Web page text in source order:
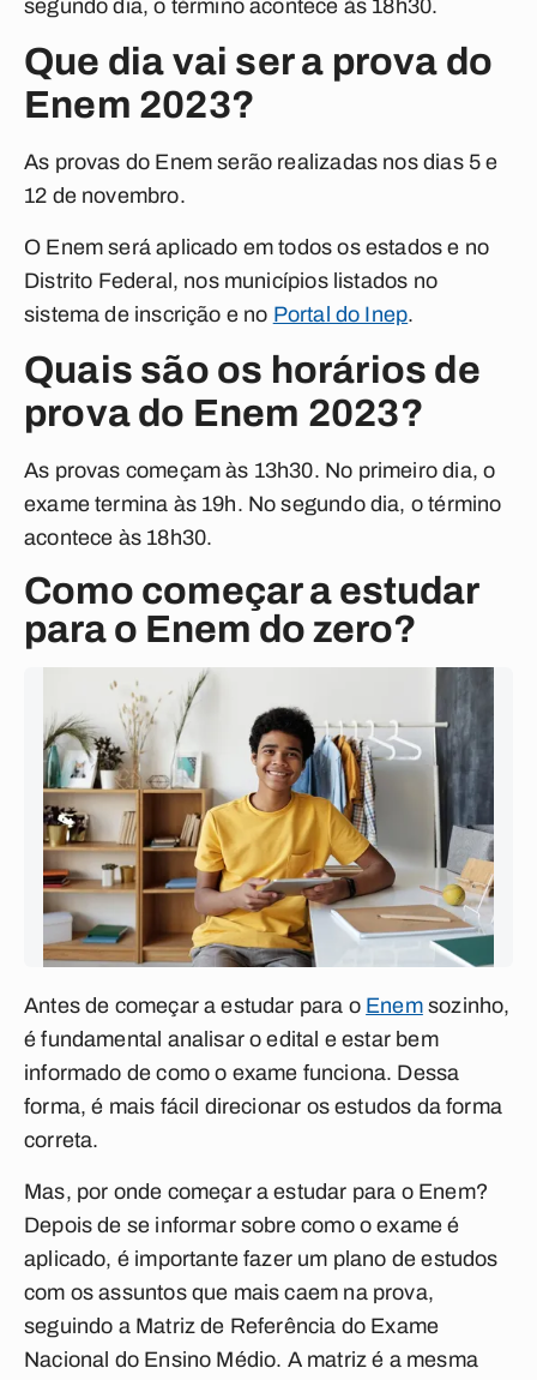
segundo dia, o término acontece às 18h30.
Que dia vai ser a prova do
Enem 2023?
As provas do Enem serão realizadas nos dias 5 e
12 de novembro.
O Enem será aplicado em todos os estados e no
Distrito Federal, nos municípios listados no
sistema de inscrição e no Portal do Inep.
Quais são os horários de
prova do Enem 2023?
As provas começam às 13h30. No primeiro dia, o
exame termina às 19h. No segundo dia, o término
acontece às 18h30.
Como começar a estudar
para o Enem do zero?
Antes de começar a estudar para o Enemsozinho,
é fundamental analisar o edital e estar bem
informado de como o exame funciona. Dessa
forma, é mais fácil direcionar os estudos da forma
correta.
Mas, por onde começar a estudar para o Enem?
Depois de se informar sobre como o exame é
aplicado, é importante fazer um plano de estudos
com os assuntos que mais caem na prova,
seguindo a Matriz de Referência do Exame
Nacional do Ensino Médio. A matriz é a mesma